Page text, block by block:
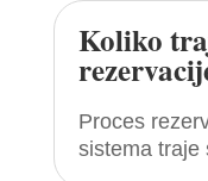
Koliko
Proces
sistema traje